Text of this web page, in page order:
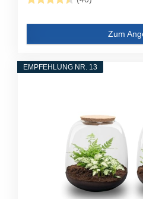
Zum
EMPFEHLUNG NR. 13